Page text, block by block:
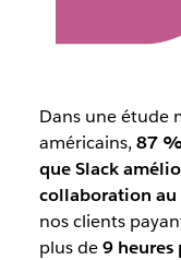
Dans une étude
américains, 87
que Slack
collaboration au
nos clients
plus de9 heures